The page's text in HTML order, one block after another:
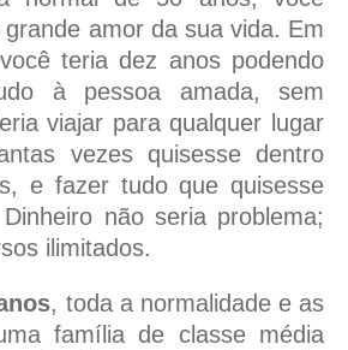
amor da sua vida. Em
teria dez anos podendo
à pessoa amada, sem
viajar para qualquer lugar
vezes quisesse dentro
e fazer tudo que quisesse
não seria problema;
ilimitados.
, toda a normalidade e as
família de classe média